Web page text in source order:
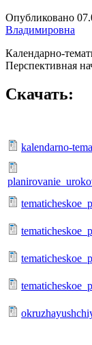
Опубликовано
Владимировна
Календарно-
Перспективная
Скачать:
kalendarno-